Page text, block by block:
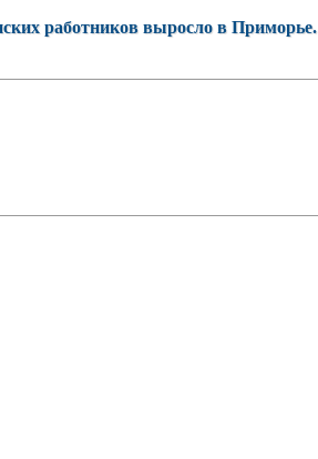
работников выросло в Приморье.